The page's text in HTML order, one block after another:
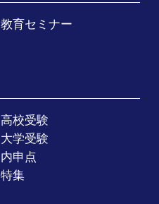
教育セミナー
高校受験
大学受験
内申点
特集